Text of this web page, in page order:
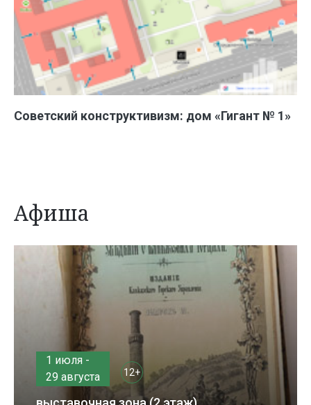
Советский конструктивизм: дом «Гигант № 1»
Афиша
1 июля -
29 августа
12+